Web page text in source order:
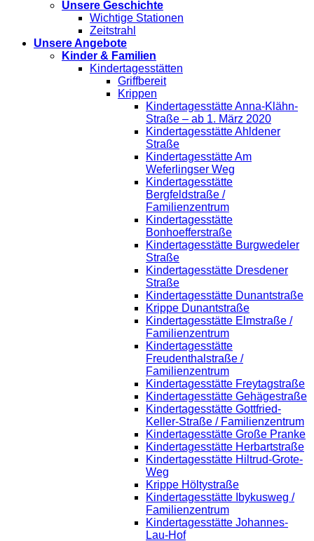
Unsere Geschichte
Wichtige Stationen
Zeitstrahl
Unsere Angebote
Kinder & Familien
Kindertagesstätten
Griffbereit
Krippen
Kindertagesstätte Anna-Klähn-
Straße – ab 1. März 2020
Kindertagesstätte Ahldener
Straße
Kindertagesstätte Am
Weferlingser Weg
Kindertagesstätte
Bergfeldstraße /
Familienzentrum
Kindertagesstätte
Bonhoefferstraße
Kindertagesstätte Burgwedeler
Straße
Kindertagesstätte Dresdener
Straße
Kindertagesstätte Dunantstraße
Krippe Dunantstraße
Kindertagesstätte Elmstraße /
Familienzentrum
Kindertagesstätte
Freudenthalstraße /
Familienzentrum
Kindertagesstätte Freytagstraße
Kindertagesstätte Gehägestraße
Kindertagesstätte Gottfried-
Keller-Straße / Familienzentrum
Kindertagesstätte Große Pranke
Kindertagesstätte Herbartstraße
Kindertagesstätte Hiltrud-Grote-
Weg
Krippe Höltystraße
Kindertagesstätte Ibykusweg /
Familienzentrum
Kindertagesstätte Johannes-
Lau-Hof